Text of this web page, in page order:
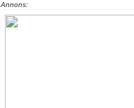
Annons: